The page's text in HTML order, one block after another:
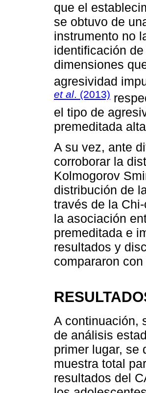
que el
se obtuvo de
instrumento no
identificación
dimensiones
agresividad
et al. (2013)
el tipo de
premeditada
A su vez, ante
corroborar la
Kolmogorov
distribución de
través de la
la asociación
premeditada e
resultados y
compararon
A continuación,
de análisis
primer lugar, se
muestra total
resultados del